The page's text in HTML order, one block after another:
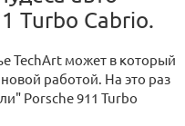
Turbo Cabrio.
TechArt может в который
работой. На это раз
Porsche 911 Turbo